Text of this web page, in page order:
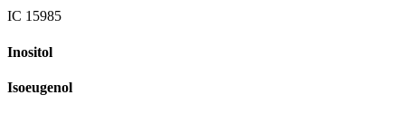
IC 15985
Inositol
Isoeugenol